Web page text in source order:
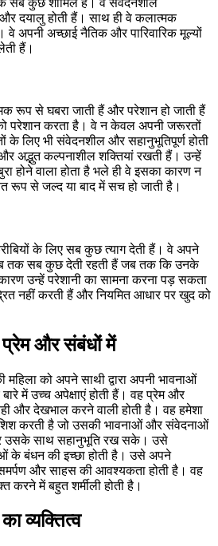
और दयालु होती हैं। साथ ही वे कलात्मक
वे अपनी अच्छाई नैतिक और पारिवारिक मूल्यों
हैं।
रूप से घबरा जाती हैं और परेशान हो जाती हैं
परेशान करता है। वे न केवल अपनी जरूरतों
के लिए भी संवेदनशील और सहानुभूतिपूर्ण होती
अद्भुत कल्पनाशील शक्तियां रखती हैं। उन्हें
होने वाला होता है भले ही वे इसका कारण न
रूप से जल्द या बाद में सच हो जाती है।
के लिए सब कुछ त्याग देती हैं। वे अपने
तब तक सब कुछ देती रहती हैं जब तक कि उनके
उन्हें परेशानी का सामना करना पड़ सकता
नहीं करती हैं और नियमित आधार पर खुद को
प्रेम और संबंधों में
को अपने साथी द्वारा अपनी भावनाओं
में उच्च अपेक्षाएं होती हैं। वह प्रेम और
और देखभाल करने वाली होती है। वह हमेशा
करती है जो उसकी भावनाओं और संवेदनाओं
उसके साथ सहानुभूति रख सके। उसे
के बंधन की इच्छा होती है। उसे अपने
और साहस की आवश्यकता होती है। वह
करने में बहुत शर्मीली होती है।
व्यक्तित्व